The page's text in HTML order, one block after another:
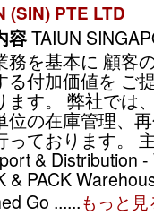
(SIN) PTE LTD
容TAIUN
務を基本に 顧客
る付加価値を ご
ます。 弊社では
位の在庫管理、
っております。
& Distribution
& PACK
Go ......もっと見